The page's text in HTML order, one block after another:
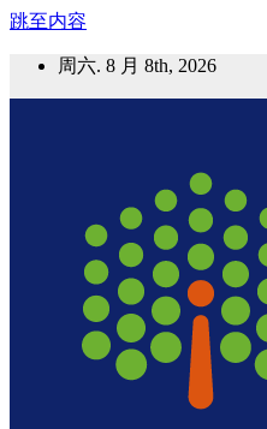
跳至内容
周六. 8 月 8th, 2026